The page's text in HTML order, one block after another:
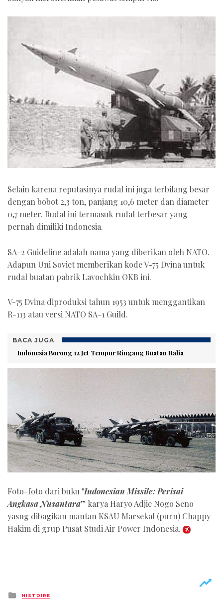
Selain karena reputasinya rudal ini juga terbilang besar
dengan bobot 2,3 ton, panjang 10,6 meter dan diameter
0,7 meter. Rudal ini termasuk rudal terbesar yang
pernah dimiliki Indonesia.
SA-2 Guideline adalah nama yang diberikan oleh NATO.
Adapun Uni Soviet memberikan kode V-75 Dvina untuk
rudal buatan pabrik Lavochkin OKB ini.
V-75 Dvina diproduksi tahun 1953 untuk menggantikan
R-113 atau versi NATO SA-1 Guild.
BACA JUGA
Indonesia Borong 12 Jet Tempur Ringang Buatan Italia
Foto-foto dari buku "Indonesian Missile: Perisai
Angkasa Nusantara” karya Haryo Adjie Nogo Seno
yasng dibagikan mantan KSAU Marsekal (purn) Chappy
Hakim di grup Pusat Studi Air Power Indonesia.
Posted
in
HISTOIRE